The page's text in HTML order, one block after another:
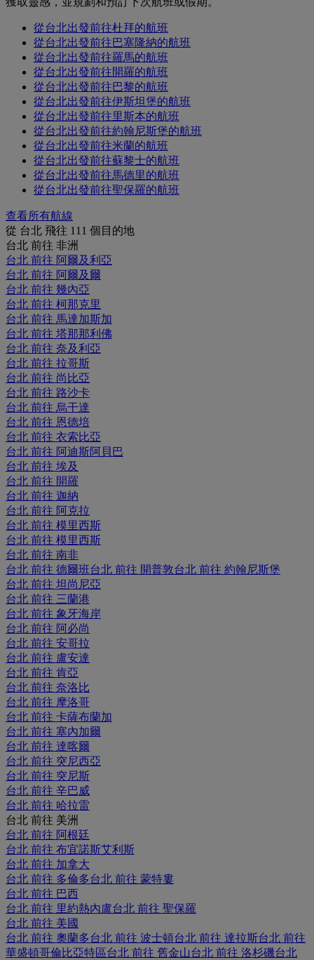
從台北出發前往杜拜的航班
從台北出發前往巴塞隆納的航班
從台北出發前往羅馬的航班
從台北出發前往開羅的航班
從台北出發前往巴黎的航班
從台北出發前往伊斯坦堡的航班
從台北出發前往里斯本的航班
從台北出發前往約翰尼斯堡的航班
從台北出發前往米蘭的航班
從台北出發前往蘇黎士的航班
從台北出發前往馬德里的航班
從台北出發前往聖保羅的航班
查看所有航線
從 台北 飛往 111 個目的地
台北 前往 非洲
台北 前往 阿爾及利亞
台北 前往 阿爾及爾
台北 前往 幾內亞
台北 前往 柯那克里
台北 前往 馬達加斯加
台北 前往 塔那那利佛
台北 前往 奈及利亞
台北 前往 拉哥斯
台北 前往 尚比亞
台北 前往 路沙卡
台北 前往 烏干達
台北 前往 恩德培
台北 前往 衣索比亞
台北 前往 阿迪斯阿貝巴
台北 前往 埃及
台北 前往 開羅
台北 前往 迦納
台北 前往 阿克拉
台北 前往 模里西斯
台北 前往 模里西斯
台北 前往 南非
台北 前往 德爾班台北 前往 開普敦台北 前往 約翰尼斯堡
台北 前往 坦尚尼亞
台北 前往 三蘭港
台北 前往 象牙海岸
台北 前往 阿必尚
台北 前往 安哥拉
台北 前往 盧安達
台北 前往 肯亞
台北 前往 奈洛比
台北 前往 摩洛哥
台北 前往 卡薩布蘭加
台北 前往 塞內加爾
台北 前往 達喀爾
台北 前往 突尼西亞
台北 前往 突尼斯
台北 前往 辛巴威
台北 前往 哈拉雷
台北 前往 美洲
台北 前往 阿根廷
台北 前往 布宜諾斯艾利斯
台北 前往 加拿大
台北 前往 多倫多台北 前往 蒙特婁
台北 前往 巴西
台北 前往 里約熱內盧台北 前往 聖保羅
台北 前往 美國
台北 前往 奧蘭多台北 前往 波士頓台北 前往 達拉斯台北 前往
華盛頓哥倫比亞特區台北 前往 舊金山台北 前往 洛杉磯台北